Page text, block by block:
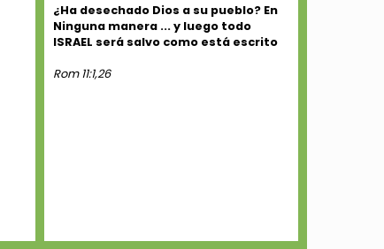
¿Ha desechado Dios a su pueblo? En
Ninguna manera ... y luego todo
ISRAEL será salvo como está escrito
Rom 11:1,26